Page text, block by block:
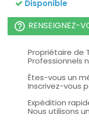
Disponible
help_outline RENSEIGNEZ-
Propriétaire de
Professionnels
Êtes-vous un
Inscrivez-vous
Expédition
Nous utilisons